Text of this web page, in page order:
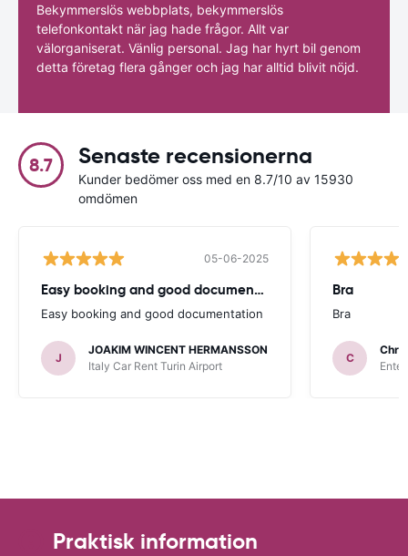
Bekymmerslös webbplats, bekymmerslös
telefonkontakt när jag hade frågor. Allt var
välorganiserat. Vänlig personal. Jag har hyrt bil genom
detta företag flera gånger och jag har alltid blivit nöjd.
8.7 Senaste recensionerna
Kunder bedömer oss med en 8.7/10 av 15930
omdömen
05-06-2025
Easy booking and good documentation
Easy booking and good documentation
J
JOAKIM WINCENT HERMANSSON
Italy Car Rent Turin Airport
Bra
Bra
C
Praktisk information